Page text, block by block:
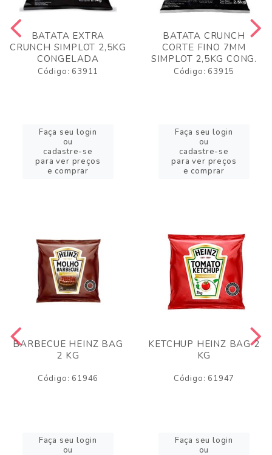
BATATA EXTRA
CRUNCH SIMPLOT 2,5KG
CONGELADA
Código: 63911
Faça seu login
ou
cadastre-se
para ver preços
e comprar
BATATA CRUNCH
CORTE FINO 7MM
SIMPLOT 2,5KG CONG.
Código: 63915
Faça seu login
ou
cadastre-se
para ver preços
e comprar
BARBECUE HEINZ BAG
2 KG
Código: 61946
Faça seu login
ou
KETCHUP HEINZ BAG 2
KG
Código: 61947
Faça seu login
ou